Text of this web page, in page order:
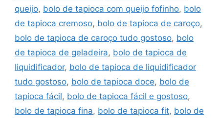
queijo, bolo de tapioca com queijo fofinho, bolo
de tapioca cremoso, bolo de tapioca de caroço,
bolo de tapioca de caroço tudo gostoso, bolo
de tapioca de geladeira, bolo de tapioca de
liquidificador, bolo de tapioca de liquidificador
tudo gostoso, bolo de tapioca doce, bolo de
tapioca fácil, bolo de tapioca fácil e gostoso,
bolo de tapioca fina, bolo de tapioca fit, bolo de